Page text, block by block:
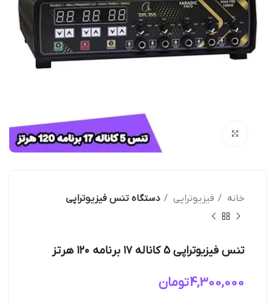
خانه فیزیوتراپی دستگاه تنس فیزیوتراپی
تنس فیزیوتراپی 5 کاناله ۱۷ برنامه ۱۲۰ هرتز
4,300,000تومان